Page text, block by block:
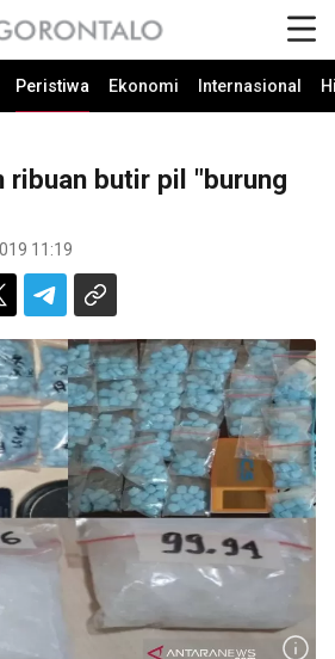
Peristiwa Ekonomi Internasional
ribuan butir pil "burung
11:19